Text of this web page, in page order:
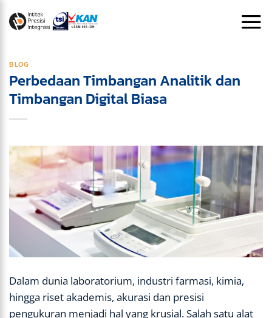
BLOG
Perbedaan Timbangan Analitik dan
Timbangan Digital Biasa
Dalam dunia laboratorium, industri farmasi, kimia,
hingga riset akademis, akurasi dan presisi
pengukuran menjadi hal yang krusial. Salah satu alat